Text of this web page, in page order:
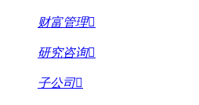
财富管理
研究咨询
子公司